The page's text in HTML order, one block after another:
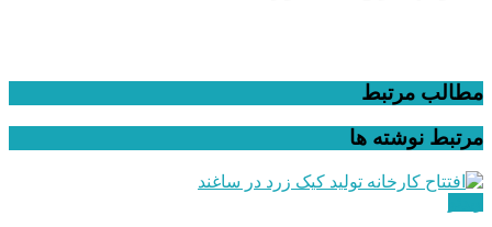
مطالب مرتبط
مرتبط نوشته ها